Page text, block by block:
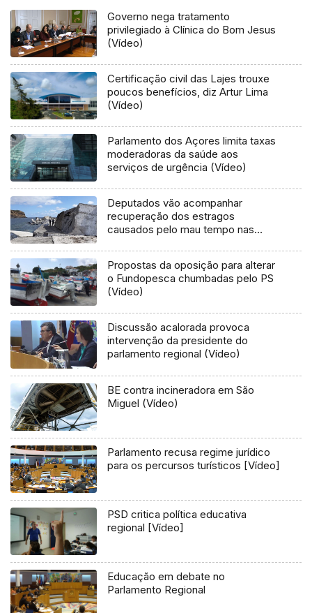
Governo nega tratamento
privilegiado à Clínica do Bom Jesus
(Vídeo)
Certificação civil das Lajes trouxe
poucos benefícios, diz Artur Lima
(Vídeo)
Parlamento dos Açores limita taxas
moderadoras da saúde aos
serviços de urgência (Vídeo)
Deputados vão acompanhar
recuperação dos estragos
causados pelo mau tempo nas
Propostas da oposição para alterar
o Fundopesca chumbadas pelo PS
(Vídeo)
Discussão acalorada provoca
intervenção da presidente do
parlamento regional (Vídeo)
BE contra incineradora em São
Miguel (Vídeo)
Parlamento recusa regime jurídico
para os percursos turísticos [Vídeo]
PSD critica política educativa
regional [Vídeo]
Educação em debate no
Parlamento Regional